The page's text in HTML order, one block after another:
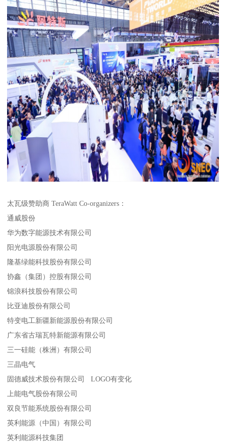
太瓦级赞助商 TeraWatt Co-organizers：
通威股份
华为数字能源技术有限公司
阳光电源股份有限公司
隆基绿能科技股份有限公司
协鑫（集团）控股有限公司
锦浪科技股份有限公司
比亚迪股份有限公司
特变电工新疆新能源股份有限公司
广东省古瑞瓦特新能源有限公司
三一硅能（株洲）有限公司
三晶电气
固德威技术股份有限公司 LOGO有变化
上能电气股份有限公司
双良节能系统股份有限公司
英利能源（中国）有限公司
英利能源科技集团